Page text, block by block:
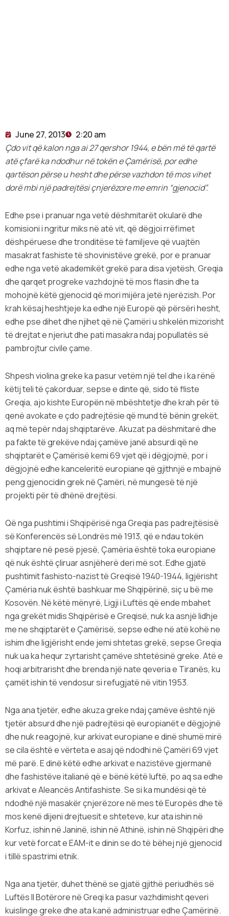
June 27, 2013
2:20 am
Çdo vit që kalon nga ai 27 qershor 1944, e bën më të qartë
atë çfarë ka ndodhur në tokën e Çamërisë, por edhe
qartëson përse u hesht dhe përse vazhdon të mos vihet
dorë mbi një padrejtësi çnjerëzore me emrin “gjenocid”.
Edhe pse i pranuar nga vetë dëshmitarët okularë dhe
komisioni i ngritur miks në atë vit, që dëgjoi rrëfimet
dëshpëruese dhe tronditëse të familjeve që vuajtën
masakrat fashiste të shovinistëve grekë, por e pranuar
edhe nga vetë akademikët grekë para disa vjetësh, Greqia
dhe qarqet progreke vazhdojnë të mos flasin dhe ta
mohojnë këtë gjenocid që mori mijëra jetë njerëzish. Por
krah kësaj heshtjeje ka edhe një Europë që përsëri hesht,
edhe pse dihet dhe njihet që në Çamëri u shkelën mizorisht
të drejtat e njeriut dhe pati masakra ndaj popullatës së
pambrojtur civile çame.
Shpesh violina greke ka pasur vetëm një tel dhe i ka rënë
këtij teli të çakorduar, sepse e dinte që, sido të fliste
Greqia, ajo kishte Europën në mbështetje dhe krah për të
qenë avokate e çdo padrejtësie që mund të bënin grekët,
aq më tepër ndaj shqiptarëve. Akuzat pa dëshmitarë dhe
pa fakte të grekëve ndaj çamëve janë absurdi që ne
shqiptarët e Çamërisë kemi 69 vjet që i dëgjojmë, por i
dëgjojnë edhe kanceleritë europiane që gjithnjë e mbajnë
peng gjenocidin grek në Çamëri, në mungesë të një
projekti për të dhënë drejtësi.
Që nga pushtimi i Shqipërisë nga Greqia pas padrejtësisë
së Konferencës së Londrës më 1913, që e ndau tokën
shqiptare në pesë pjesë, Çamëria është toka europiane
që nuk është çliruar asnjëherë deri më sot. Edhe gjatë
pushtimit fashisto-nazist të Greqisë 1940-1944, ligjërisht
Çamëria nuk është bashkuar me Shqipërinë, siç u bë me
Kosovën. Në këtë mënyrë, Ligji i Luftës që ende mbahet
nga grekët midis Shqipërisë e Greqisë, nuk ka asnjë lidhje
me ne shqiptarët e Çamërisë, sepse edhe në atë kohë ne
ishim dhe ligjërisht ende jemi shtetas grekë, sepse Greqia
nuk ua ka hequr zyrtarisht çamëve shtetësinë greke. Atë e
hoqi arbitrarisht dhe brenda një nate qeveria e Tiranës, ku
çamët ishin të vendosur si refugjatë në vitin 1953.
Nga ana tjetër, edhe akuza greke ndaj çamëve është një
tjetër absurd dhe një padrejtësi që europianët e dëgjojnë
dhe nuk reagojnë, kur arkivat europiane e dinë shumë mirë
se cila është e vërteta e asaj që ndodhi në Çamëri 69 vjet
më parë. E dinë këtë edhe arkivat e nazistëve gjermanë
dhe fashistëve italianë që e bënë këtë luftë, po aq sa edhe
arkivat e Aleancës Antifashiste. Se si ka mundësi që të
ndodhë një masakër çnjerëzore në mes të Europës dhe të
mos kenë dijeni drejtuesit e shteteve, kur ata ishin në
Korfuz, ishin në Janinë, ishin në Athinë, ishin në Shqipëri dhe
kur vetë forcat e EAM-it e dinin se do të bëhej një gjenocid
i tillë spastrimi etnik.
Nga ana tjetër, duhet thënë se gjatë gjithë periudhës së
Luftës II Botërore në Greqi ka pasur vazhdimisht qeveri
kuislinge greke dhe ata kanë administruar edhe Çamërinë.